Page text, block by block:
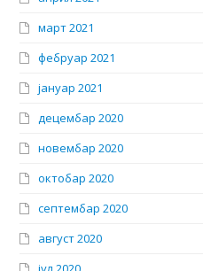
март 2021
фебруар 2021
јануар 2021
децембар 2020
новембар 2020
октобар 2020
септембар 2020
август 2020